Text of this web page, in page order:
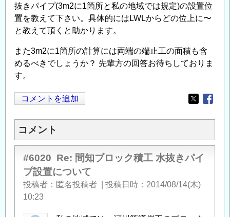
抜きパイプ(3m2に1箇所と私の地域では規定)の設置位
置を教えて下さい。具体的にはLWLからどの位上に〜
と教えて頂くと助かります。
また3m2に1箇所の計算には両端の端止工の面積も含
めるべきでしょうか？ 先輩方の回答お待ちしておりま
す。
コメントを追加
Opens in
コメント
#6020 Re: 間知ブロック積工 水抜きパイ
プ設置について
投稿者 匿名投稿者 投稿日時
2014/08/14(木)
10:23